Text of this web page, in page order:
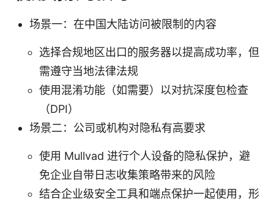
场景一：在中国大陆访问被限制的内容
选择合规地区出口的服务器以提高成功率，但
需遵守当地法律法规
使用混淆功能（如需要）以对抗深度包检查
（DPI）
场景二：公司或机构对隐私有高要求
使用 Mullvad 进行个人设备的隐私保护，避
免企业自带日志收集策略带来的风险
结合企业级安全工具和端点保护一起使用，形